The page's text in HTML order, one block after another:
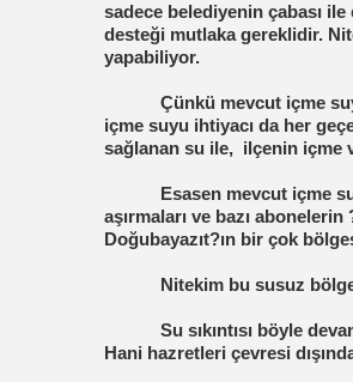
sadece belediyenin çabası
desteği mutlaka gereklidir.
yapabiliyor.
Çünkü mevcut içme
içme suyu ihtiyacı da her
sağlanan su ile, ilçenin içme
Esasen mevcut içme
aşırmaları ve bazı abonelerin
Doğubayazıt?ın bir çok
Nitekim bu susuz
Su sıkıntısı böyle
Hani hazretleri çevresi